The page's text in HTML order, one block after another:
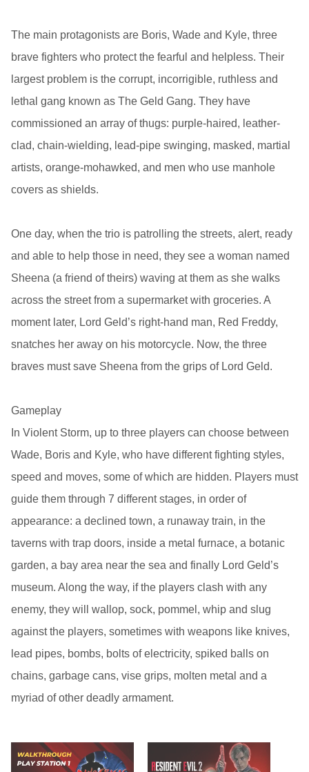
The main protagonists are Boris, Wade and Kyle, three
brave fighters who protect the fearful and helpless. Their
largest problem is the corrupt, incorrigible, ruthless and
lethal gang known as The Geld Gang. They have
commissioned an array of thugs: purple-haired, leather-
clad, chain-wielding, lead-pipe swinging, masked, martial
artists, orange-mohawked, and men who use manhole
covers as shields.
One day, when the trio is patrolling the streets, alert, ready
and able to help those in need, they see a woman named
Sheena (a friend of theirs) waving at them as she walks
across the street from a supermarket with groceries. A
moment later, Lord Geld’s right-hand man, Red Freddy,
snatches her away on his motorcycle. Now, the three
braves must save Sheena from the grips of Lord Geld.
Gameplay
In Violent Storm, up to three players can choose between
Wade, Boris and Kyle, who have different fighting styles,
speed and moves, some of which are hidden. Players must
guide them through 7 different stages, in order of
appearance: a declined town, a runaway train, in the
taverns with trap doors, inside a metal furnace, a botanic
garden, a bay area near the sea and finally Lord Geld’s
museum. Along the way, if the players clash with any
enemy, they will wallop, sock, pommel, whip and slug
against the players, sometimes with weapons like knives,
lead pipes, bombs, bolts of electricity, spiked balls on
chains, garbage cans, vise grips, molten metal and a
myriad of other deadly armament.